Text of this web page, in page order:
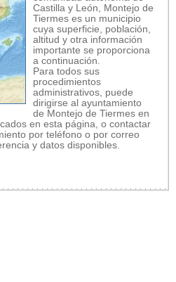
Castilla y León, Montejo de
Tiermes es un municipio
cuya superficie, población,
altitud y otra información
importante se proporciona
a continuación.
Para todos sus
procedimientos
administrativos, puede
dirigirse al ayuntamiento
de Montejo de Tiermes en
en esta página, o contactar
por teléfono o por correo
y datos disponibles.